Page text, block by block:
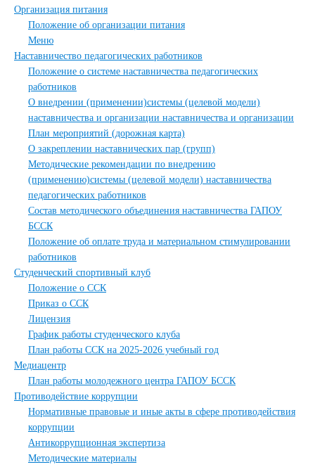
Организация питания
Положение об организации питания
Меню
Наставничество педагогических работников
Положение о системе наставничества педагогических
работников
О внедрении (применении)системы (целевой модели)
наставничества и организации наставничества и организации
План мероприятий (дорожная карта)
О закреплении наставнических пар (групп)
Методические рекомендации по внедрению
(применению)системы (целевой модели) наставничества
педагогических работников
Состав методического объединения наставничества ГАПОУ
БССК
Положение об оплате труда и материальном стимулировании
работников
Студенческий спортивный клуб
Положение о ССК
Приказ о ССК
Лицензия
График работы студенческого клуба
План работы ССК на 2025-2026 учебный год
Медиацентр
План работы молодежного центра ГАПОУ БССК
Противодействие коррупции
Нормативные правовые и иные акты в сфере противодействия
коррупции
Антикоррупционная экспертиза
Методические материалы